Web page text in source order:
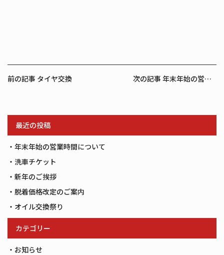
前
記
リ
ン
ク
前の記事 タイヤ交換 次の記事 年末年始の営業時間
最近の投稿
年末年始の営業時間について
洗車チケット
新年のご挨拶
脱着価格改定のご案内
オイル交換祭り
カテゴリー
お知らせ